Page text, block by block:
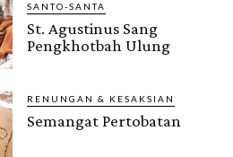
SANTO-SANTA
St. Agustinus Sang
Pengkhotbah Ulung
RENUNGAN & KESAKSIAN
Semangat Pertobatan